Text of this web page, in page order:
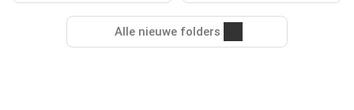
Alle nieuwe folders